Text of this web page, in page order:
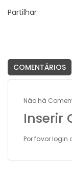
Partilhar
COMENTÁRIOS
Não há
Inserir
Por favor login